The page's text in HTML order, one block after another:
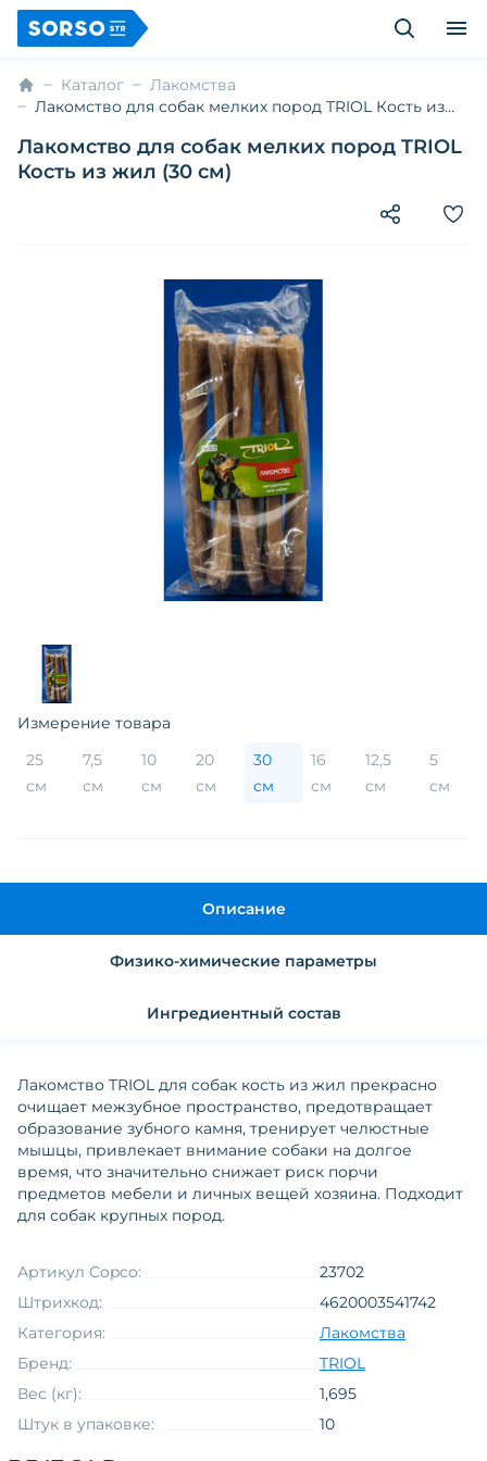
Каталог
Лакомства
Лакомство для собак мелких пород TRIOL Кость из
Лакомство для собак мелких пород TRIOL
Кость из жил (30 см)
Измерение товара
25
см
7,5
см
10
см
20
см
30
см
16
см
12,5
см
5
см
Описание
Физико-химические параметры
Ингредиентный состав
Лакомство TRIOL для собак кость из жил прекрасно
очищает межзубное пространство, предотвращает
образование зубного камня, тренирует челюстные
мышцы, привлекает внимание собаки на долгое
время, что значительно снижает риск порчи
предметов мебели и личных вещей хозяина. Подходит
для собак крупных пород.
Артикул Copco:
23702
Штрихкод:
4620003541742
Категория:
Лакомства
Бренд:
TRIOL
Вес (кг):
1,695
Штук в упаковке:
10